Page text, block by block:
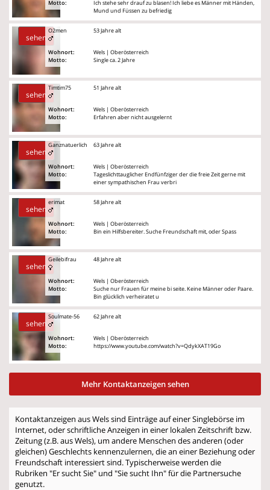
Motto:
Ich stehe sehr drauf zu blasen! Ich liebe es Männer mit Händen,
Mund und Füssen zu befriedig
sehen
O2men
Wohnort:
Motto:
53 Jahre alt
Wels | Oberösterreich
Single ca. 2 Jahre
sehen
Timtim75
Wohnort:
Motto:
51 Jahre alt
Wels | Oberösterreich
Erfahren aber nicht ausgelernt
sehen
Ganznatuerlich
Wohnort:
Motto:
63 Jahre alt
Wels | Oberösterreich
Tageslichttauglicher Endfünfziger der die freie Zeit gerne mit
einer sympathischen Frau verbri
sehen
erimat
Wohnort:
Motto:
58 Jahre alt
Wels | Oberösterreich
Bin ein Hilfsbereiter. Suche Freundschaft mit, oder Spass
sehen
Geilebifrau
Wohnort:
Motto:
48 Jahre alt
Wels | Oberösterreich
Suche nur Frauen für meine bi seite. Keine Männer oder Paare.
Bin glücklich verheiratet u
sehen
Soulmate-56
Wohnort:
Motto:
62 Jahre alt
Wels | Oberösterreich
https://www.youtube.com/watch?v=QdykXAT19Go
Mehr Kontaktanzeigen sehen
Kontaktanzeigen aus Wels sind Einträge auf einer Singlebörse im
Internet, oder schriftliche Anzeigen in einer lokalen Zeitschrift bzw.
Zeitung (z.B. aus Wels), um andere Menschen des anderen (oder
gleichen) Geschlechts kennenzulernen, die an einer Beziehung oder
Freundschaft interessiert sind. Typischerweise werden die
Rubriken "Er sucht Sie" und "Sie sucht Ihn" für die Partnersuche
genutzt.